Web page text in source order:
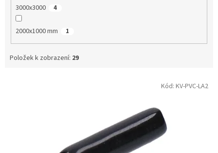
3000x3000 4
2000x1000 mm 1
Položek k zobrazení: 29
Kód: KV-PVC-LA2